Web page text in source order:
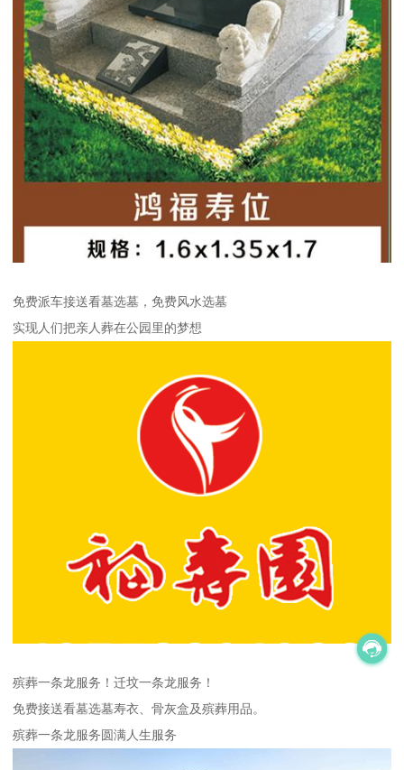
免费派车接送看墓选墓，免费风水选墓
实现人们把亲人葬在公园里的梦想
殡葬一条龙服务！迁坟一条龙服务！
免费接送看墓选墓寿衣、骨灰盒及殡葬用品。
殡葬一条龙服务圆满人生服务